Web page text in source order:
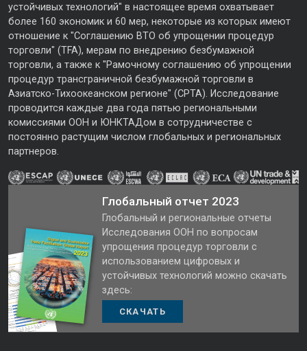
устойчивых технологий" в настоящее время охватывает
более 160 экономик и 60 мер, некоторые из которых имеют
отношение к "Соглашению ВТО об упрощении процедур
торговли" (TFA), мерам по внедрению безбумажной
торговли, а также к "Рамочному соглашению об упрощении
процедур трансграничной безбумажной торговли в
Азиатско-Тихоокеанском регионе" (CPTA). Исследование
проводится каждые два года пятью региональными
комиссиями ООН и ЮНКТАДом в сотрудничестве с
постоянно растущим числом глобальных и региональных
партнеров.
Глобальный отчет 2023
Глобальный и региональные отчеты
Исследования ООН по вопросам
упрощения процедур торговли с
использованием цифровых и
устойчивых технологий можно скачать
здесь:
СКАЧАТЬ